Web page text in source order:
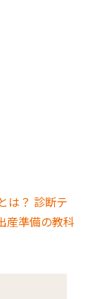
は？ 診断テ
産準備の教科